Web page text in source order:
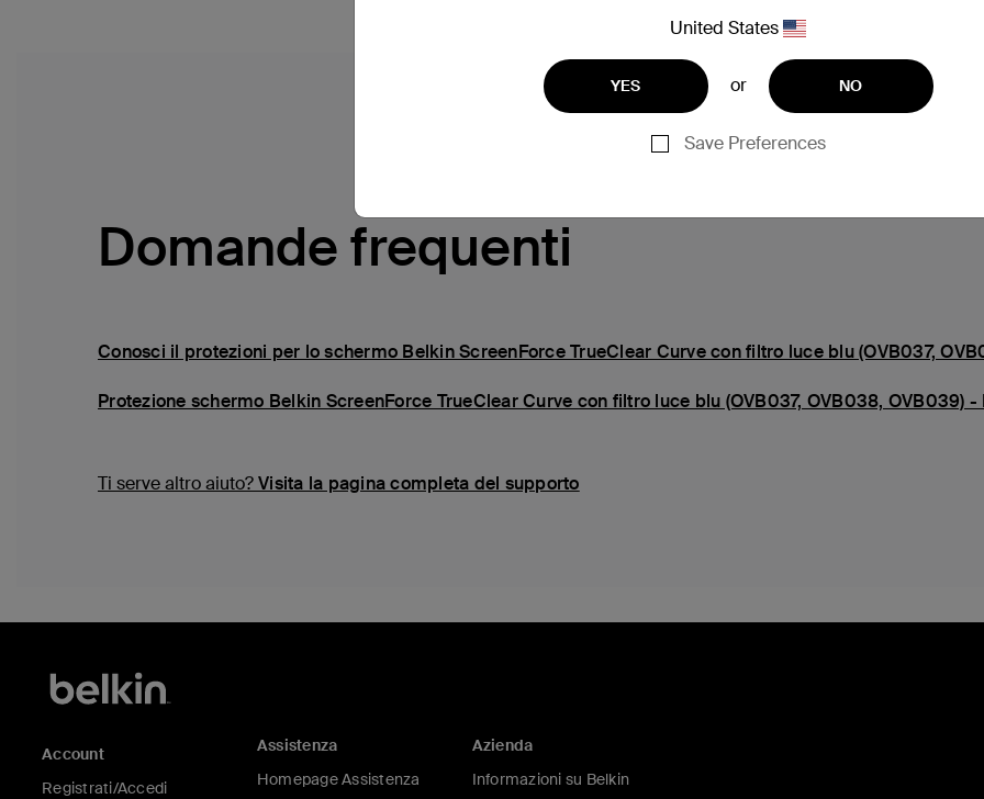
United States
YES or NO
Save Preferences
Assistenza
Domande frequenti
Conosci il protezioni per lo schermo Belkin ScreenForce TrueClear Curve con filtro luce blu (OVB037,
Protezione schermo Belkin ScreenForce TrueClear Curve con filtro luce blu (OVB037, OVB038, OVB039)
Ti serve altro aiuto?Visita la pagina completa del supporto
Account
Registrati/Accedi
Assistenza
Homepage Assistenza
Azienda
Informazioni su Belkin